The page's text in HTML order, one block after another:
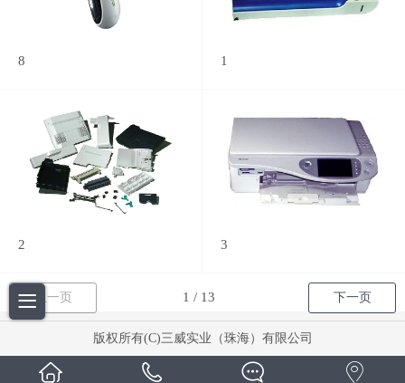
8 1
2 3
上一页 下一页
版权所有(C)三威实业（珠海）有限公司